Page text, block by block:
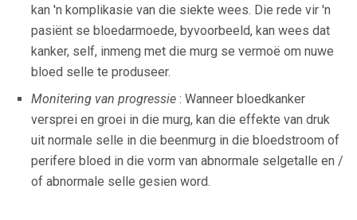
kan 'n komplikasie van die siekte wees. Die rede vir 'n
pasiënt se bloedarmoede, byvoorbeeld, kan wees dat
kanker, self, inmeng met die murg se vermoë om nuwe
bloed selle te produseer.
Monitering van progressie : Wanneer bloedkanker
versprei en groei in die murg, kan die effekte van druk
uit normale selle in die beenmurg in die bloedstroom of
perifere bloed in die vorm van abnormale selgetalle en /
of abnormale selle gesien word.